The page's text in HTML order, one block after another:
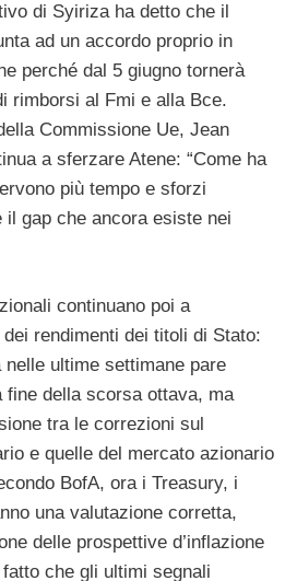
di Syiriza ha detto che il
ad un accordo proprio in
perché dal 5 giugno tornerà
rimborsi al Fmi e alla Bce.
Commissione Ue, Jean
a sferzare Atene: “Come ha
più tempo e sforzi
il gap che ancora esiste nei
continuano poi a
rendimenti dei titoli di Stato:
ultime settimane pare
della scorsa ottava, ma
tra le correzioni sul
e quelle del mercato azionario
BofA, ora i Treasury, i
una valutazione corretta,
delle prospettive d’inflazione
che gli ultimi segnali